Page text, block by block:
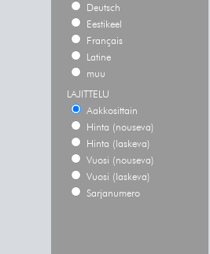
Deutsch
Eestikeel
Français
Latine
muu
LAJITTELU
Aakkosittain
Hinta (nouseva)
Hinta (laskeva)
Vuosi (nouseva)
Vuosi (laskeva)
Sarjanumero